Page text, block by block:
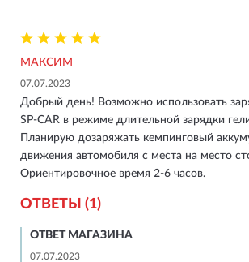
МАКСИМ
07.07.2023
Добрый день! Возможно использовать
SP-CAR в режиме длительной зарядки
Планирую дозаряжать кемпинговый
движения автомобиля с места на место
Ориентировочное время 2-6 часов.
ОТВЕТЫ (1)
ОТВЕТ МАГАЗИНА
07.07.2023